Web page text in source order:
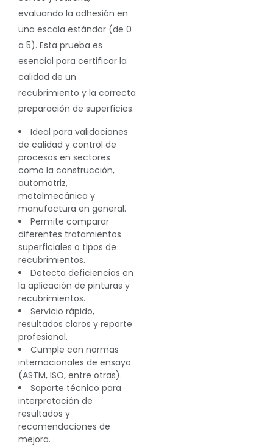
evaluando la adhesión en
una escala estándar (de 0
a 5). Esta prueba es
esencial para certificar la
calidad de un
recubrimiento y la correcta
preparación de superficies.
Ideal para validaciones
de calidad y control de
procesos en sectores
como la construcción,
automotriz,
metalmecánica y
manufactura en general.
Permite comparar
diferentes tratamientos
superficiales o tipos de
recubrimientos.
Detecta deficiencias en
la aplicación de pinturas y
recubrimientos.
Servicio rápido,
resultados claros y reporte
profesional.
Cumple con normas
internacionales de ensayo
(ASTM, ISO, entre otras).
Soporte técnico para
interpretación de
resultados y
recomendaciones de
mejora.